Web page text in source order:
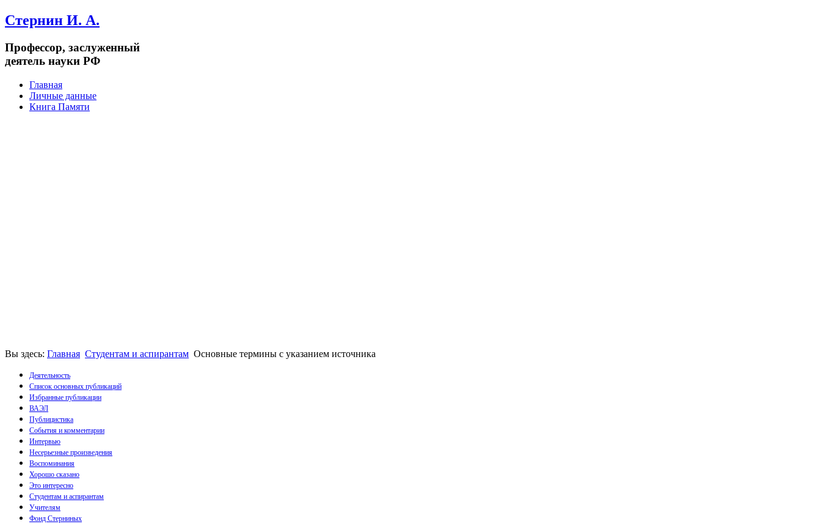
Стернин И. А.
Профессор, заслуженный
деятель науки РФ
Главная
Личные данные
Книга Памяти
Вы здесь: Главная Студентам и аспирантам Основные термины с указанием источника
Деятельность
Список основных публикаций
Монографии
Брошюры
Статьи
Избранные публикации
ВАЭЛ
Публицистика
События и комментарии
Интервью
Несерьезные произведения
Воспоминания
Хорошо сказано
Это интересно
Студентам и аспирантам
Учителям
Фонд Стерниных